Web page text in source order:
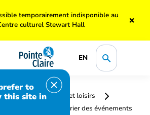
temporairement indisponible au
culturel Stewart Hall
×
EN
to
this site in
culture, sports et loisirs
Calendrier des événements